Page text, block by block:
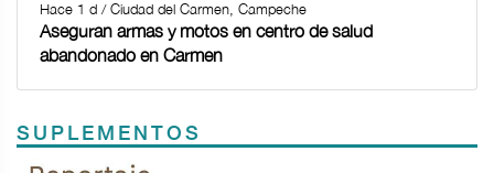
Hace 1 d / Ciudad del Carmen, Campeche
Aseguran armas y motos en centro de salud
abandonado en Carmen
SUPLEMENTOS